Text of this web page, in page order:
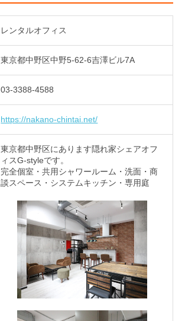
レンタルオフィス
東京都中野区中野5-62-6吉澤ビル7A
03-3388-4588
https://nakano-chintai.net/
東京都中野区にあります隠れ家シェアオフ
ィスG-styleです。
完全個室・共用シャワールーム・洗面・商
談スペース・システムキッチン・専用庭